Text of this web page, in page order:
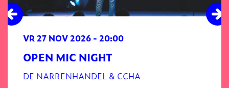
OPEN MIC NIGHT
DE NARRENHANDEL & CCHA
VR 27 NOV 2026 - 20:00